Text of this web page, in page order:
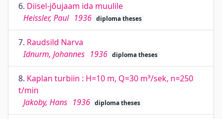
6. Diisel-jõujaam ida muulile
Heissler, Paul 1936 diploma theses
7. Raudsild Narva
Idnurm, Johannes 1936 diploma theses
8. Kaplan turbiin : H=10 m, Q=30 m³/sek, n=250
t/min
Jakoby, Hans 1936 diploma theses